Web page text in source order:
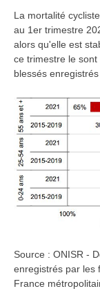
La mortalité
au 1er trimestre
alors qu'elle est
ce trimestre le
blessés
Source : ONISR -
enregistrés par les
France